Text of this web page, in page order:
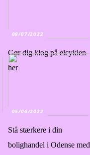
09/07/2022
Gør dig klog på elcyklen
her
05/06/2022
Stå stærkere i din
bolighandel i Odense med